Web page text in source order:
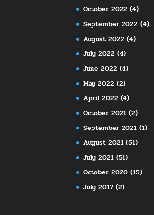
October 2022 (4)
September 2022 (4)
August 2022 (4)
July 2022 (4)
June 2022 (4)
May 2022 (2)
April 2022 (4)
October 2021(2)
September 2021(1)
August 2021(51)
July 2021(51)
October 2020(15)
July 2017(2)